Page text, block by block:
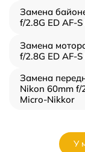
Замена
f/2.8G ED AF-
Замена
f/2.8G ED AF-
Замена
Nikon 60mm f/
Micro-Nikkor
У